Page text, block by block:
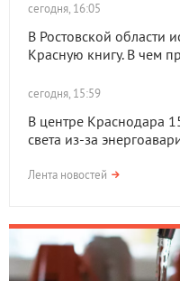
сегодня, 16:05
В Ростовской области
Красную книгу. В чем
сегодня, 15:59
В центре Краснодара
света из-за
Лента новостей